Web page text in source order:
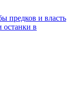
предков и власть
останки в